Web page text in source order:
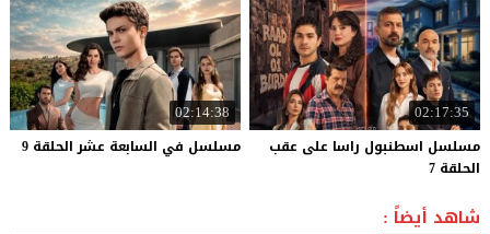
02:17:35
مسلسل اسطنبول راسا على عقب
الحلقة 7
02:14:38
مسلسل في السابعة عشر الحلقة 9
شاهد أيضاً :